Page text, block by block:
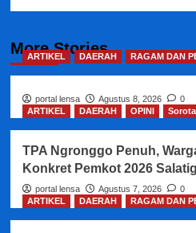
More Stories
ARTIKEL DAERAH RAGAM DAN
portal lensa Agustus 8, 2026
0
ARTIKEL
DAERAH OPINI
TPA Ngronggo Penuh,
Konkret Pemkot 2026
portal lensa Agustus 7, 2026
0
ARTIKEL
DAERAH RAGAM DAN